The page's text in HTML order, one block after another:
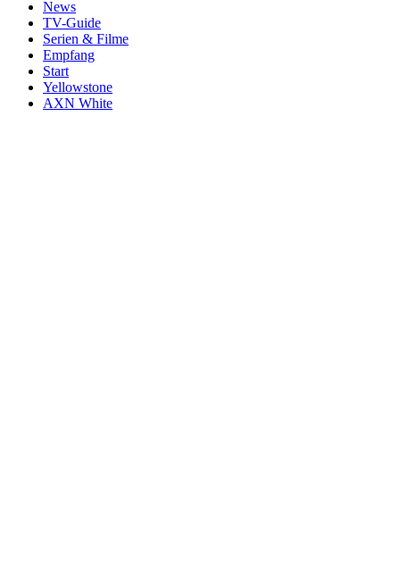
News
TV-Guide
Serien & Filme
Empfang
Start
Yellowstone
AXN White